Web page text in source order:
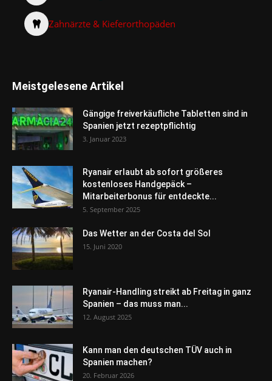
Zahnärzte & Kieferorthopäden
Meistgelesene Artikel
Gängige freiverkäufliche Tabletten sind in
Spanien jetzt rezeptpflichtig
3. Januar 2023
Ryanair erlaubt ab sofort größeres
kostenloses Handgepäck –
Mitarbeiterbonus für entdeckte...
5. September 2025
Das Wetter an der Costa del Sol
15. Juni 2020
Ryanair-Handling streikt ab Freitag in ganz
Spanien – das muss man...
12. August 2025
Kann man den deutschen TÜV auch in
Spanien machen?
20. Februar 2026